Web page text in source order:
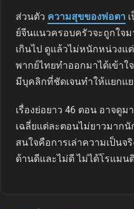
ส่วนตัว ความสุขของพ่อตา
ย์จีนแนวครอบครัวจะถูกใจม
เกินไป ดูแล้วไม่หนักหน่วงแ
พากย์ไทยทำออกมาได้เข้าใ
มีบุคลิกที่ชัดเจนทำให้แยกแย
เรื่องย่อยาว 46 ตอน อาจดู
เฉลี่ยแต่ละตอนไม่ยาวมาก
สนใจคือการเล่าความเป็น
ด้านดีและไม่ดี ไม่ได้โรแมน